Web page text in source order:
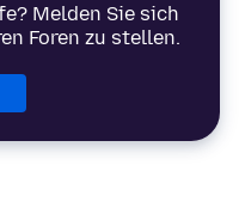
Melden Sie sich
Foren zu stellen.